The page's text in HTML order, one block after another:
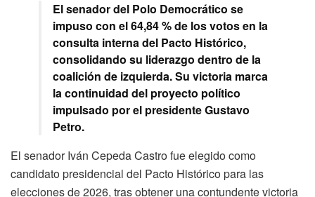
El senador del Polo Democrático se
impuso con el 64,84 % de los votos en la
consulta interna del Pacto Histórico,
consolidando su liderazgo dentro de la
coalición de izquierda. Su victoria marca
la continuidad del proyecto político
impulsado por el presidente Gustavo
Petro.
El senador Iván Cepeda Castro fue elegido como
candidato presidencial del Pacto Histórico para las
elecciones de 2026, tras obtener una contundente victoria